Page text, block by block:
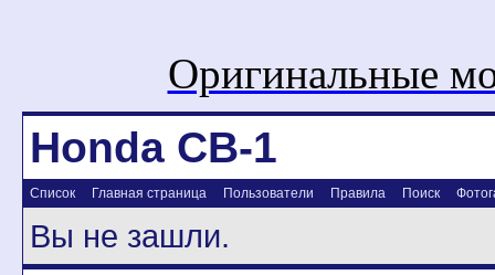
Оригинальные
Honda CB-1
Список Главная страница Пользователи Правила Поиск
Вы не зашли.